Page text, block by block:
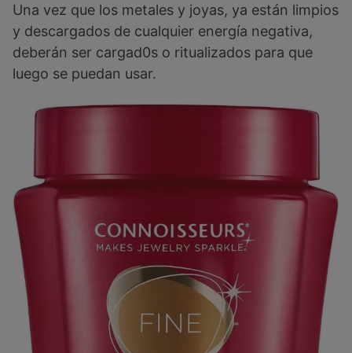
Una vez que los metales y joyas, ya están limpios
y descargados de cualquier energía negativa,
deberán ser cargad0s o ritualizados para que
luego se puedan usar.